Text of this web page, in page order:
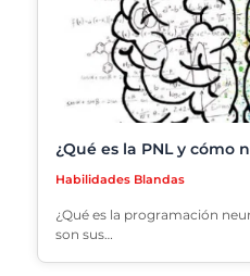
¿Qué es la PNL y cómo
Habilidades Blandas
¿Qué es la programación
son sus…